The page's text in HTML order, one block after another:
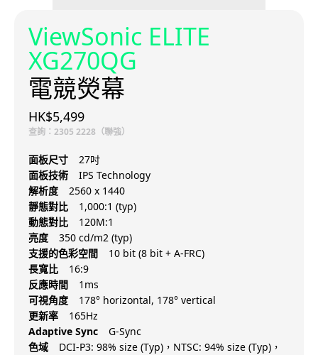
ViewSonic ELITE
XG270QG
電競熒幕
HK$5,499
查詢：2305 2228（聯強）
面板尺寸
27吋
面板技術
IPS Technology
解析度
2560 x 1440
靜態對比
1,000:1 (typ)
動態對比
120M:1
亮度
350 cd/m2 (typ)
支援的色彩空間
10 bit (8 bit + A-FRC)
長寬比
16:9
反應時間
1ms
可視角度
178° horizontal, 178° vertical
更新率
165Hz
Adaptive Sync
G-Sync
色域
DCI-P3: 98% size (Typ)，NTSC: 94% size (Typ)，